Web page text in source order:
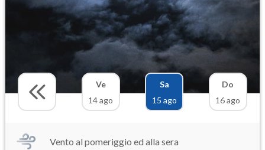
Ve
14 ago
Sa
15 ago
Do
16 ago
Vento al pomeriggio ed alla sera